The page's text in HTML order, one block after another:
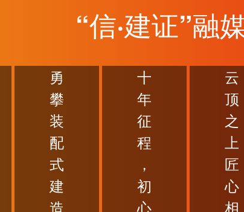
“信·建证”融
勇
攀
装
配
式
建
造
十
年
征
程
，
初
心
云
顶
之
上
匠
心
相